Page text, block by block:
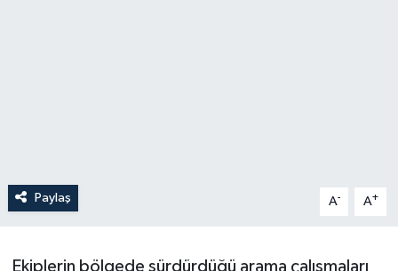
Paylaş A- A+
Ekiplerin bölgede sürdürdüğü arama çalışmaları